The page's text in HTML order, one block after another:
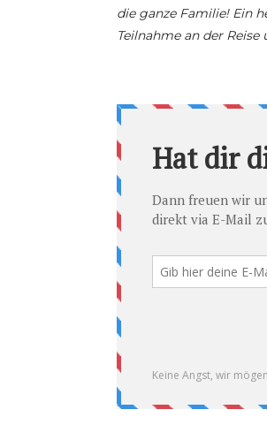
die ganze Familie! Ein
Teilnahme an der